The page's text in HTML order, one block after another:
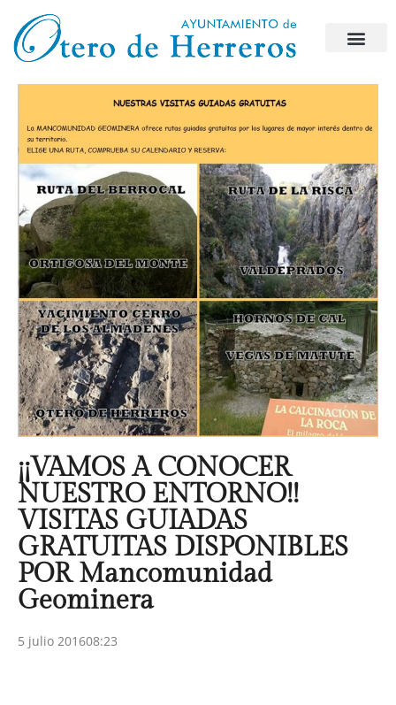
¡¡VAMOS A CONOCER
NUESTRO ENTORNO!!
VISITAS GUIADAS
GRATUITAS DISPONIBLES
POR Mancomunidad
Geominera
5 julio 201608:23